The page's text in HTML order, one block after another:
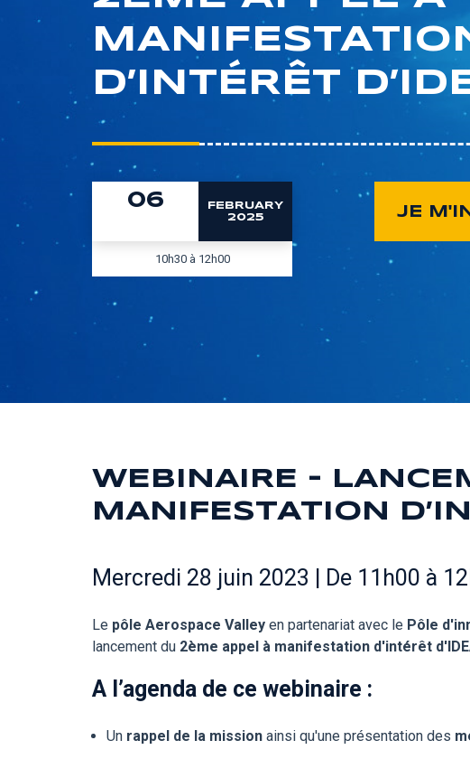
D’INTÉRÊT
06
FEBRUARY
2025
10h30 à 12h00
JE
WEBINAIRE -
MANIFESTATION
Mercredi 28 juin 2023 | De 11h00 à
Le pôle Aerospace Valley en partenariat avec le Pôle
lancement du 2ème appel à manifestation d'intérêt
A l’agenda de ce webinaire :
Un rappel de la mission ainsi qu'une présentation des